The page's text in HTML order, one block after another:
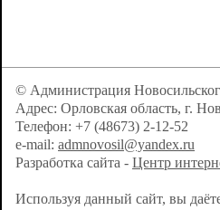
© Администрация
Адрес: Орловская область, г.
Телефон: +7 (48673) 2-12-52
e-mail: admnovosil@yandex.ru
Разработка сайта - Центр
Используя данный сайт, вы